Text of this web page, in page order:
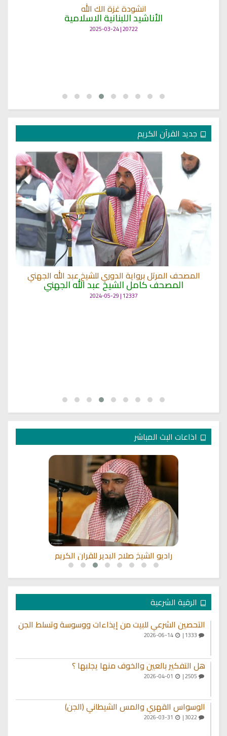
انشودة غزة الك الله
الأناشيد اللبنانية الاسلامية
20722 | 2025-03-24
جديد القرآن الكريم
المصحف المرتل برواية الدوري للشيخ عبد الله الجهني
المصحف كامل الشيخ عبد الله الجهني
12337 | 2024-05-29
اذاعات البث المباشر
راديو الشيخ صلاح البدير للقران الكريم
الرقية الشرعية
التحصين الشرعي للبيت من إيذاءات ووسوسة وتسلط الجن
2026-06-14
هل التفكير بالعين والخوف منها يجلبها ؟
الوسواس القهري والمس الشيطاني (الجن)